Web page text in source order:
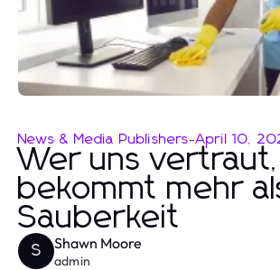
News & Media Publishers-April 10,
Wer uns vertraut,
bekommt mehr
Sauberkeit
S Shawn Moore
admin